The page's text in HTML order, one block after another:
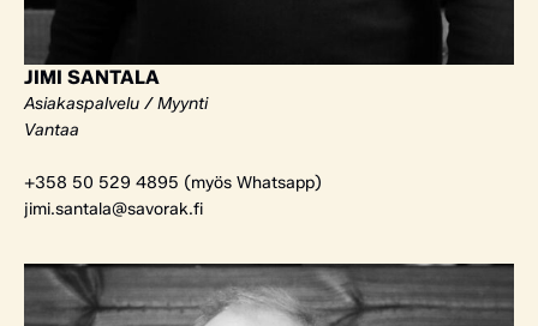
JIMI SANTALA
Asiakaspalvelu / Myynti
Vantaa
+358 50 529 4895 (myös Whatsapp)
jimi.santala@savorak.fi